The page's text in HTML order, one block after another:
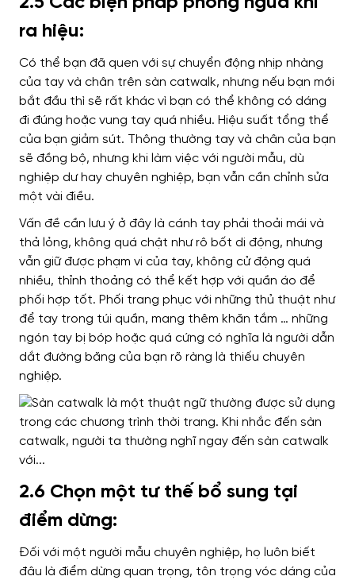
ra hiệu:
Có thể bạn đã quen với sự chuyển động nhịp nhàng
của tay và chân trên sàn catwalk, nhưng nếu bạn mới
bắt đầu thì sẽ rất khác vì bạn có thể không có dáng
đi đúng hoặc vung tay quá nhiều. Hiệu suất tổng thể
của bạn giảm sút. Thông thường tay và chân của bạn
sẽ đồng bộ, nhưng khi làm việc với người mẫu, dù
nghiệp dư hay chuyên nghiệp, bạn vẫn cần chỉnh sửa
một vài điều.
Vấn đề cần lưu ý ở đây là cánh tay phải thoải mái và
thả lỏng, không quá chật như rô bốt di động, nhưng
vẫn giữ được phạm vi của tay, không cử động quá
nhiều, thỉnh thoảng có thể kết hợp với quần áo để
phối hợp tốt. Phối trang phục với những thủ thuật như
để tay trong túi quần, mang thêm khăn tắm … những
ngón tay bị bóp hoặc quá cứng có nghĩa là người dẫn
dắt đường băng của bạn rõ ràng là thiếu chuyên
nghiệp.
2.6 Chọn một tư thế bổ sung tại
điểm dừng:
Đối với một người mẫu chuyên nghiệp, họ luôn biết
đâu là điểm dừng quan trọng, tôn trọng vóc dáng của